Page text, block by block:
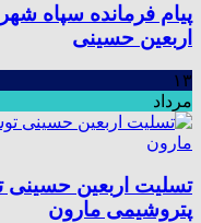
پیام فرمانده سپاه
اربعین حسینی
۱۳
مرداد
تسلیت اربعین
پتروشیمی مارون